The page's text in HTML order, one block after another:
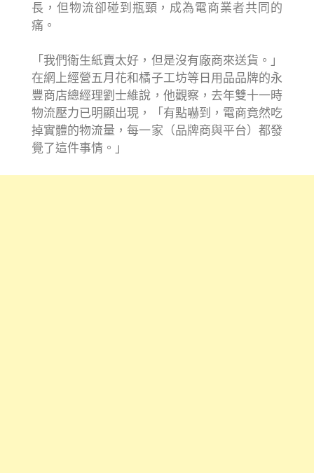
長，但物流卻碰到瓶頸，成為電商業者共同的
痛。
「我們衛生紙賣太好，但是沒有廠商來送貨。」
在網上經營五月花和橘子工坊等日用品品牌的永
豐商店總經理劉士維說，他觀察，去年雙十一時
物流壓力已明顯出現，「有點嚇到，電商竟然吃
掉實體的物流量，每一家（品牌商與平台）都發
覺了這件事情。」